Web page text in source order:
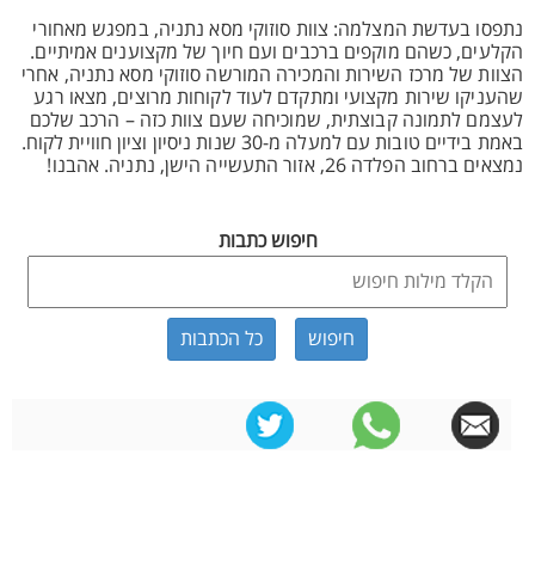
נתפסו בעדשת המצלמה: צוות סוזוקי מסא נתניה, במפגש מאחורי
הקלעים, כשהם מוקפים ברכבים ועם חיוך של מקצוענים אמיתיים.
הצוות של מרכז השירות והמכירה המורשה סוזוקי מסא נתניה, אחרי
שהעניקו שירות מקצועי ומתקדם לעוד לקוחות מרוצים, מצאו רגע
לעצמם לתמונה קבוצתית, שמוכיחה שעם צוות כזה – הרכב שלכם
באמת בידיים טובות עם למעלה מ-30 שנות ניסיון וציון חוויית לקוח.
נמצאים ברחוב הפלדה 26, אזור התעשייה הישן, נתניה. אהבנו!
חיפוש כתבות
כל הכתבות